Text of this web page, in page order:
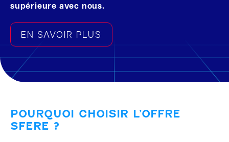
supérieure avec nous.
EN SAVOIR PLUS
POURQUOI CHOISIR L’OFFRE
SFERE ?